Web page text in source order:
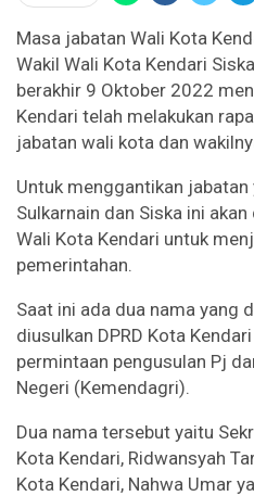
Masa jabatan Wali Kota
Wakil Wali Kota Kendari
berakhir 9 Oktober 2022
Kendari telah melakukan
jabatan wali kota dan
Untuk menggantikan
Sulkarnain dan Siska ini
Wali Kota Kendari untuk
pemerintahan.
Saat ini ada dua nama yang
diusulkan DPRD Kota
permintaan pengusulan Pj
Negeri (Kemendagri).
Dua nama tersebut yaitu
Kota Kendari, Ridwansyah
Kota Kendari, Nahwa Umar